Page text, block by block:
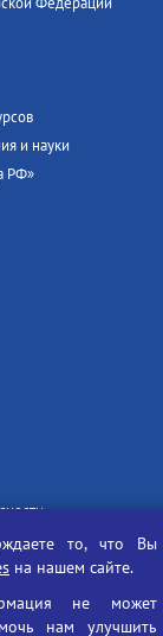
и науки
РФ»
то, что Вы
на нашем сайте.
не может
нам улучшить